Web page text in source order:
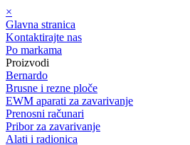
×
Glavna stranica
Kontaktirajte nas
Po markama
Proizvodi
Bernardo
Brusne i rezne ploče
EWM aparati za zavarivanje
Prenosni računari
Pribor za zavarivanje
Alati i radionica